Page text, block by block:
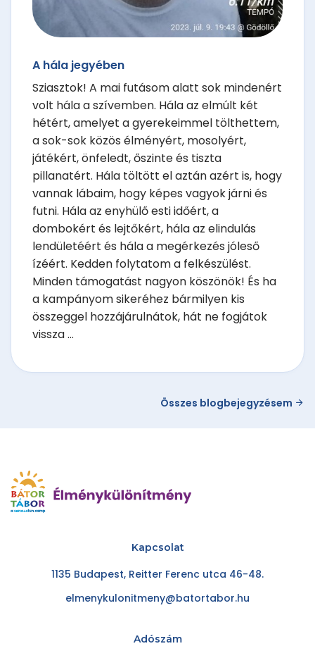
A hála jegyében
Sziasztok! A mai futásom alatt sok mindenért
volt hála a szívemben. Hála az elmúlt két
hétért, amelyet a gyerekeimmel tölthettem,
a sok-sok közös élményért, mosolyért,
játékért, önfeledt, őszinte és tiszta
pillanatért. Hála töltött el aztán azért is, hogy
vannak lábaim, hogy képes vagyok járni és
futni. Hála az enyhülő esti időért, a
dombokért és lejtőkért, hála az elindulás
lendületéért és hála a megérkezés jóleső
ízéért. Kedden folytatom a felkészülést.
Minden támogatást nagyon köszönök! És ha
a kampányom sikeréhez bármilyen kis
összeggel hozzájárulnátok, hát ne fogjátok
vissza ...
Összes blogbejegyzésem
Kapcsolat
1135 Budapest, Reitter Ferenc utca 46-48.
elmenykulonitmeny@batortabor.hu
Adószám